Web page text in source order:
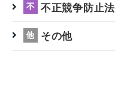
不正競争防止法
その他